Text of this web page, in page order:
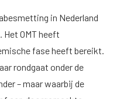
in Nederland
Het OMT heeft
fase heeft bereikt.
rondgaat onder de
– maar waarbij de